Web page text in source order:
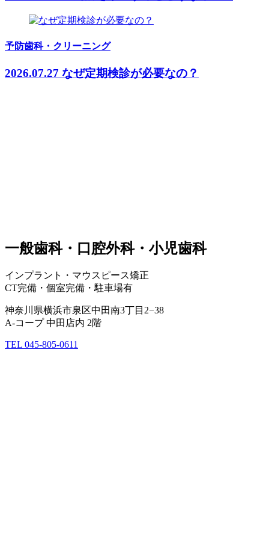
予防歯科・クリーニング
2026.07.27 なぜ定期検診が必要なの？
一般歯科・口腔外科・小児歯科
インプラント・マウスピース矯正
CT完備・個室完備・駐車場有
神奈川県横浜市泉区中田南3丁目2−38
A-コープ 中田店内 2階
TEL 045-805-0611